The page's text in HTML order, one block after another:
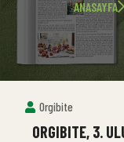
ANASAYFA
Orgibite
ORGIBITE, 3.